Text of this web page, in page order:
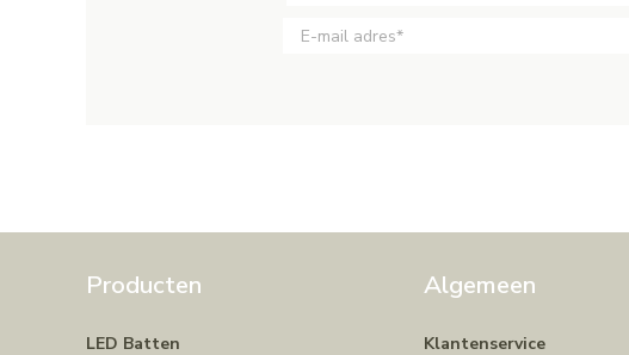
Producten
LED Batten
Algemeen
Klantenservice